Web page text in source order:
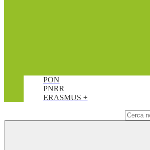
PON
PNRR
ERASMUS +